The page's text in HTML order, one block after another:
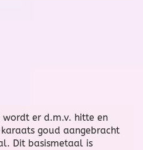
er d.m.v. hitte en
goud aangebracht
Dit basismetaal is